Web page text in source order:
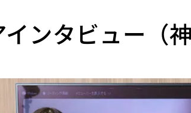
ンタビュー（神